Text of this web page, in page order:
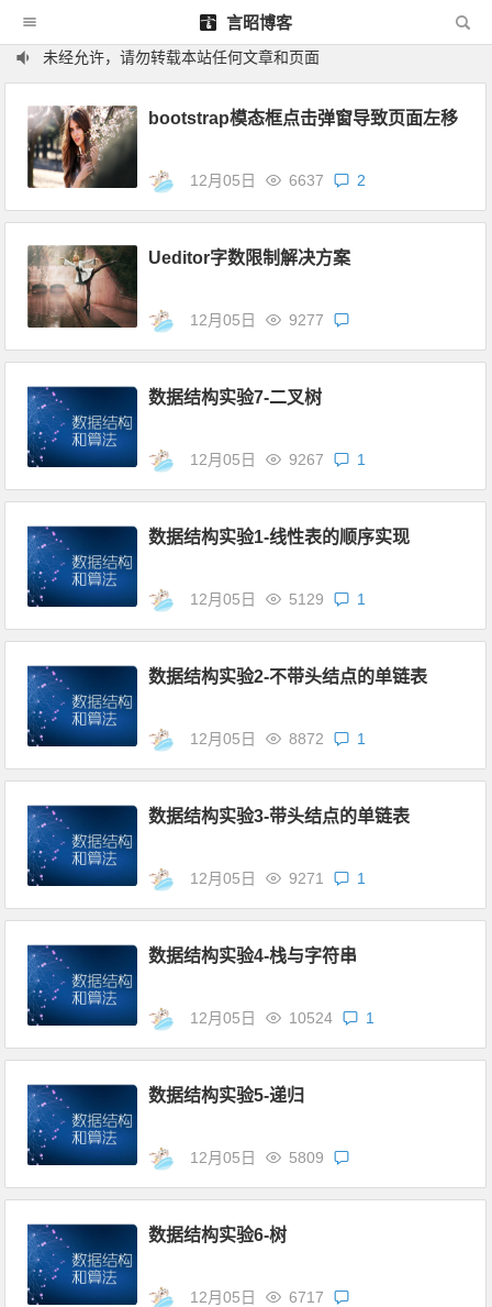
言昭博客
未经允许，请勿转载本站任何文章和页面
bootstrap模态框点击弹窗导致页面左移
12月05日 6637 2
Ueditor字数限制解决方案
12月05日 9277
数据结构实验7-二叉树
12月05日 9267 1
数据结构实验1-线性表的顺序实现
12月05日 5129 1
数据结构实验2-不带头结点的单链表
12月05日 8872 1
数据结构实验3-带头结点的单链表
12月05日 9271 1
数据结构实验4-栈与字符串
12月05日 10524 1
数据结构实验5-递归
12月05日 5809
数据结构实验6-树
12月05日 6717